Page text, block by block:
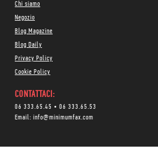
Chi siamo
Negozio
Blog Magazine
Blog Daily
Privacy Policy
Cookie Policy
CONTATTACI:
06 333.65.45 • 06 333.65.53
Email: info@minimumfax.com